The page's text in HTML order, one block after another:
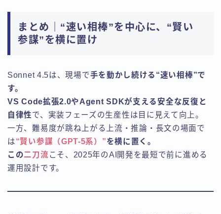
まとめ｜“速い相棒”を中心に、“賢い
参謀”を横に置け
Sonnet 4.5は、現場で手を動かし続ける“速い相棒”で
す。
VS Code拡張2.0やAgent SDKが支える安全な反復と
自律性で、実装フェーズの生産性は目に見えて向上。
一方、難易度が跳ね上がる上流・推論・長文の場面で
は“賢い参謀（GPT-5系）”を横に置く。
この二刀流 こそ、2025年のAI開発を最短で前に進める
運用設計です。